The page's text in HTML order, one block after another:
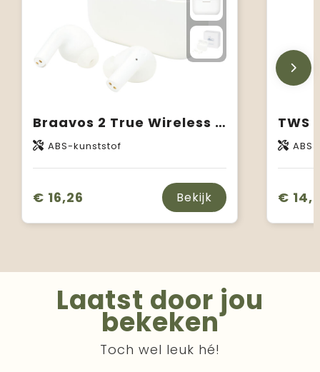
Braavos 2 True Wireless auto pair oordopjes
ABS-kunststof
€ 16,26 Bekijk
ABS
€
Laatst door jou
bekeken
Toch wel leuk hé!